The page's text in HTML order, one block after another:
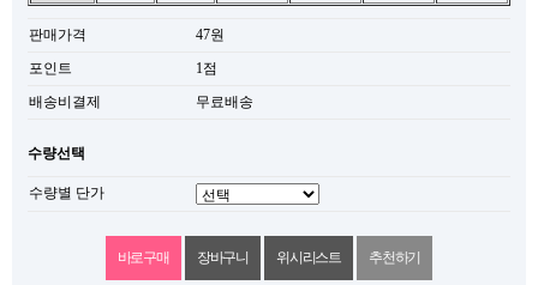
판매가격
47원
포인트
1점
배송비결제
무료배송
수량선택
수량별 단가
위시리스트 추천하기